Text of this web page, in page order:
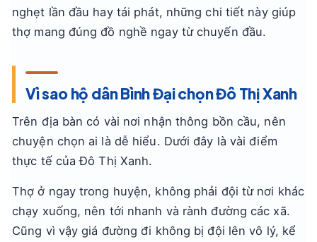
nghẹt lần đầu hay tái phát, những chi tiết này giúp
thợ mang đúng đồ nghề ngay từ chuyến đầu.
Vì sao hộ dân Bình Đại chọn Đô Thị Xanh
Trên địa bàn có vài nơi nhận thông bồn cầu, nên
chuyện chọn ai là dễ hiểu. Dưới đây là vài điểm
thực tế của Đô Thị Xanh.
Thợ ở ngay trong huyện, không phải đội từ nơi khác
chạy xuống, nên tới nhanh và rành đường các xã.
Cũng vì vậy giá đường đi không bị đội lên vô lý, kể